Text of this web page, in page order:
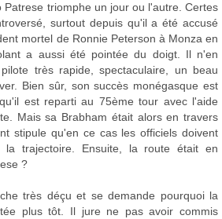
Patrese triomphe un jour ou l'autre. Certes
surtout depuis qu'il a été accusé
mortel de Ronnie Peterson à Monza en
a aussi été pointée du doigt. Il n'en
très rapide, spectaculaire, un beau
Bien sûr, son succès monégasque est
est reparti au 75ème tour avec l'aide
Mais sa Brabham était alors en travers
stipule qu'en ce cas les officiels doivent
trajectoire. Ensuite, la route était en
?
très déçu et se demande pourquoi la
plus tôt. Il jure ne pas avoir commis